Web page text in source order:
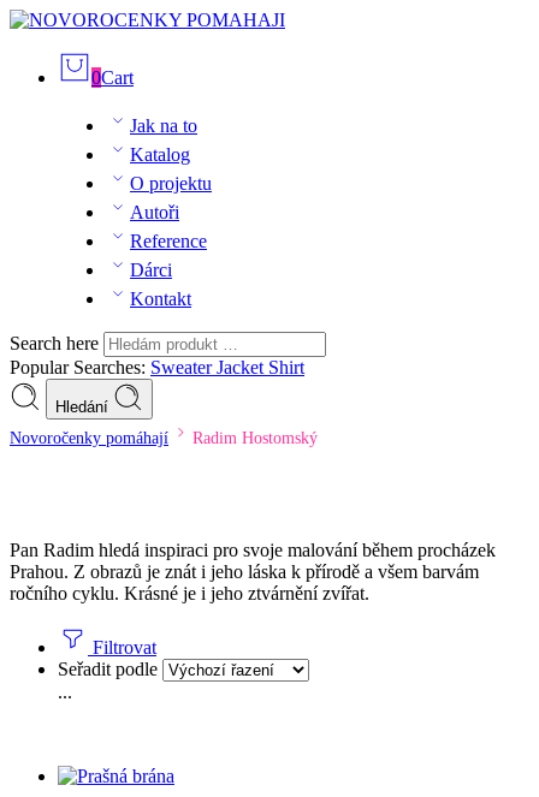
0Cart
Jak na to
Katalog
O projektu
Autoři
Reference
Dárci
Kontakt
Search here
Popular Searches: SweaterJacket Shirt
Hledání
Novoročenky pomáhají Radim Hostomský
Pan Radim hledá inspiraci pro svoje malování během procházek
Prahou. Z obrazů je znát i jeho láska k přírodě a všem barvám
ročního cyklu. Krásné je i jeho ztvárnění zvířat.
Filtrovat
Seřadit podle
...